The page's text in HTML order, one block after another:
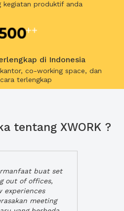
kegiatan produktif anda
di Indonesia
co-working space, dan
terlengkap
tentang XWORK ?
buat set
out of offices,
experiences
meeting